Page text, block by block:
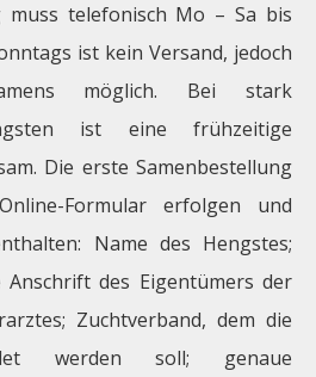
muss telefonisch Mo – Sa bis
ist kein Versand, jedoch
möglich. Bei stark
ist eine frühzeitige
Die erste Samenbestellung
Formular erfolgen und
Name des Hengstes;
Anschrift des Eigentümers der
Zuchtverband, dem die
werden soll; genaue